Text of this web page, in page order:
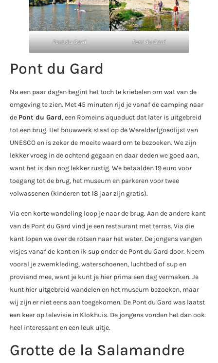
Pont du Gard Pont du Gard
Pont du Gard
Na een paar dagen begint het toch te kriebelen om wat van de
omgeving te zien. Met 45 minuten rijd je vanaf de camping naar
de Pont du Gard, een Romeins aquaduct dat later is uitgebreid
tot een brug. Het bouwwerk staat op de Werelderfgoedlijst van
UNESCO en is zeker de moeite waard om te bezoeken. We zijn
lekker vroeg in de ochtend gegaan en daar deden we goed aan,
want het is dan nog lekker rustig. We betaalden 19 euro voor
toegang tot de brug, het museum en parkeren voor twee
volwassenen (kinderen tot 18 jaar zijn gratis).
Via een korte wandeling loop je naar de brug. Aan de andere kant
van de Pont du Gard vind je een restaurant met terras. Via die
kant lopen we over de rotsen naar het water. De jongens vangen
visjes vanaf de kant en ik sup onder de Pont du Gard door. Neem
vooral je zwemkleding, waterschoenen, luchtbed of sup en
proviand mee, want je kunt je hier prima een dag vermaken. Je
kunt hier uitgebreid wandelen en het museum bezoeken, maar
wij zijn er niet eens aan toegekomen. De Pont du Gard was laatst
een keer op televisie in Klokhuis. De jongens vonden het dan ook
heel interessant en een leuk uitje.
Grotte de la Salamandre